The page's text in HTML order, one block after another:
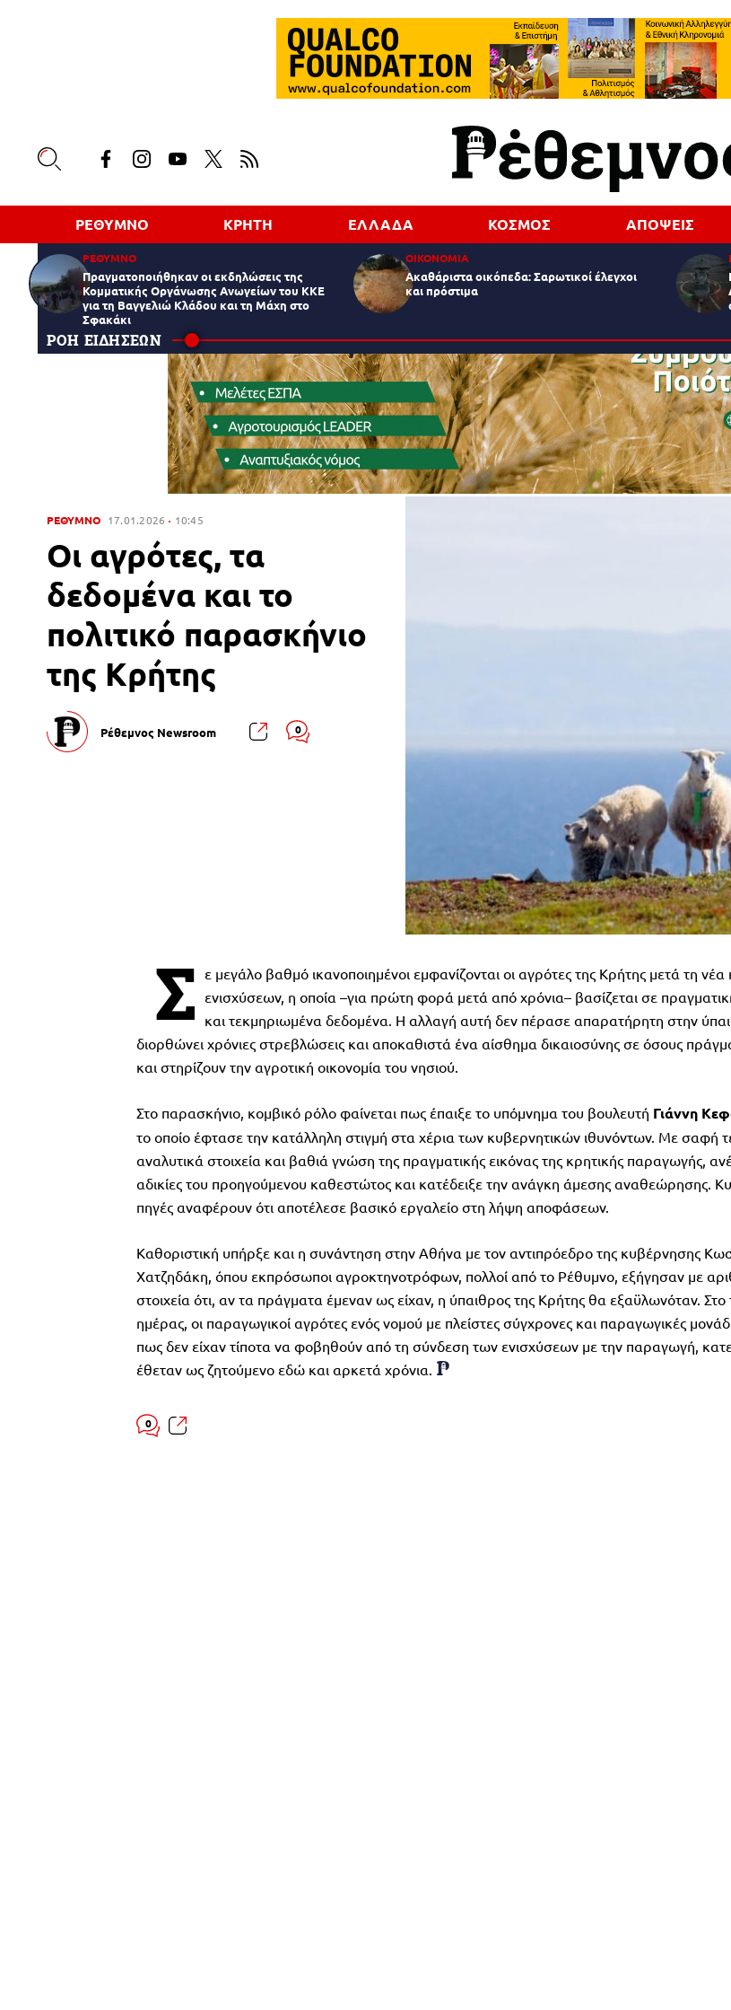
ΡΕΘΥΜΝΟ ΚΡΗΤΗ ΕΛΛΑΔΑ ΚΟΣΜΟΣ ΑΠΟΨΕΙΣ
ΡΕΘΥΜΝΟ
Πραγματοποιήθηκαν οι εκδηλώσεις της
Κομματικής Οργάνωσης Ανωγείων του ΚΚΕ
για τη Βαγγελιώ Κλάδου και τη Μάχη στο
Σφακάκι
ΟΙΚΟΝΟΜΙΑ
Ακαθάριστα οικόπεδα: Σαρωτικοί έλεγχοι
και πρόστιμα
ΡΟΗ ΕΙΔΗΣΕΩΝ
ΡΕΘΥΜΝΟ 17.01.2026 10:45
Οι αγρότες, τα
δεδομένα και το
πολιτικό παρασκήνιο
της Κρήτης
Ρέθεμνος Newsroom 0
Σ ε μεγάλο βαθμό ικανοποιημένοι εμφανίζονται οι αγρότες της Κρήτης μετά τη
ενισχύσεων, η οποία –για πρώτη φορά μετά από χρόνια– βασίζεται σε
και τεκμηριωμένα δεδομένα. Η αλλαγή αυτή δεν πέρασε απαρατήρητη στην
διορθώνει χρόνιες στρεβλώσεις και αποκαθιστά ένα αίσθημα δικαιοσύνης σε όσους
και στηρίζουν την αγροτική οικονομία του νησιού.
Στο παρασκήνιο, κομβικό ρόλο φαίνεται πως έπαιξε το υπόμνημα του βουλευτή Γιάννη
το οποίο έφτασε την κατάλληλη στιγμή στα χέρια των κυβερνητικών ιθυνόντων. Με σαφή
αναλυτικά στοιχεία και βαθιά γνώση της πραγματικής εικόνας της κρητικής παραγωγής,
αδικίες του προηγούμενου καθεστώτος και κατέδειξε την ανάγκη άμεσης αναθεώρησης.
πηγές αναφέρουν ότι αποτέλεσε βασικό εργαλείο στη λήψη αποφάσεων.
Καθοριστική υπήρξε και η συνάντηση στην Αθήνα με τον αντιπρόεδρο της κυβέρνησης
Χατζηδάκη, όπου εκπρόσωποι αγροκτηνοτρόφων, πολλοί από το Ρέθυμνο, εξήγησαν με
στοιχεία ότι, αν τα πράγματα έμεναν ως είχαν, η ύπαιθρος της Κρήτης θα εξαϋλωνόταν. Στο
ημέρας, οι παραγωγικοί αγρότες ενός νομού με πλείστες σύγχρονες και παραγωγικές
πως δεν είχαν τίποτα να φοβηθούν από τη σύνδεση των ενισχύσεων με την παραγωγή,
έθεταν ως ζητούμενο εδώ και αρκετά χρόνια.
0